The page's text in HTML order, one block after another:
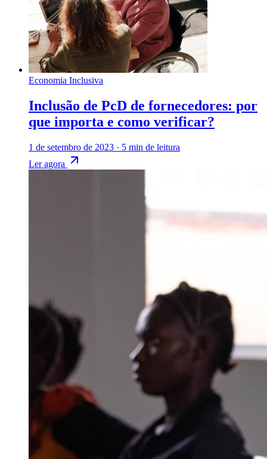
Economia Inclusiva
Inclusão de PcD de fornecedores: por
que importa e como verificar?
1 de setembro de 2023 · 5 min de leitura
Ler agora